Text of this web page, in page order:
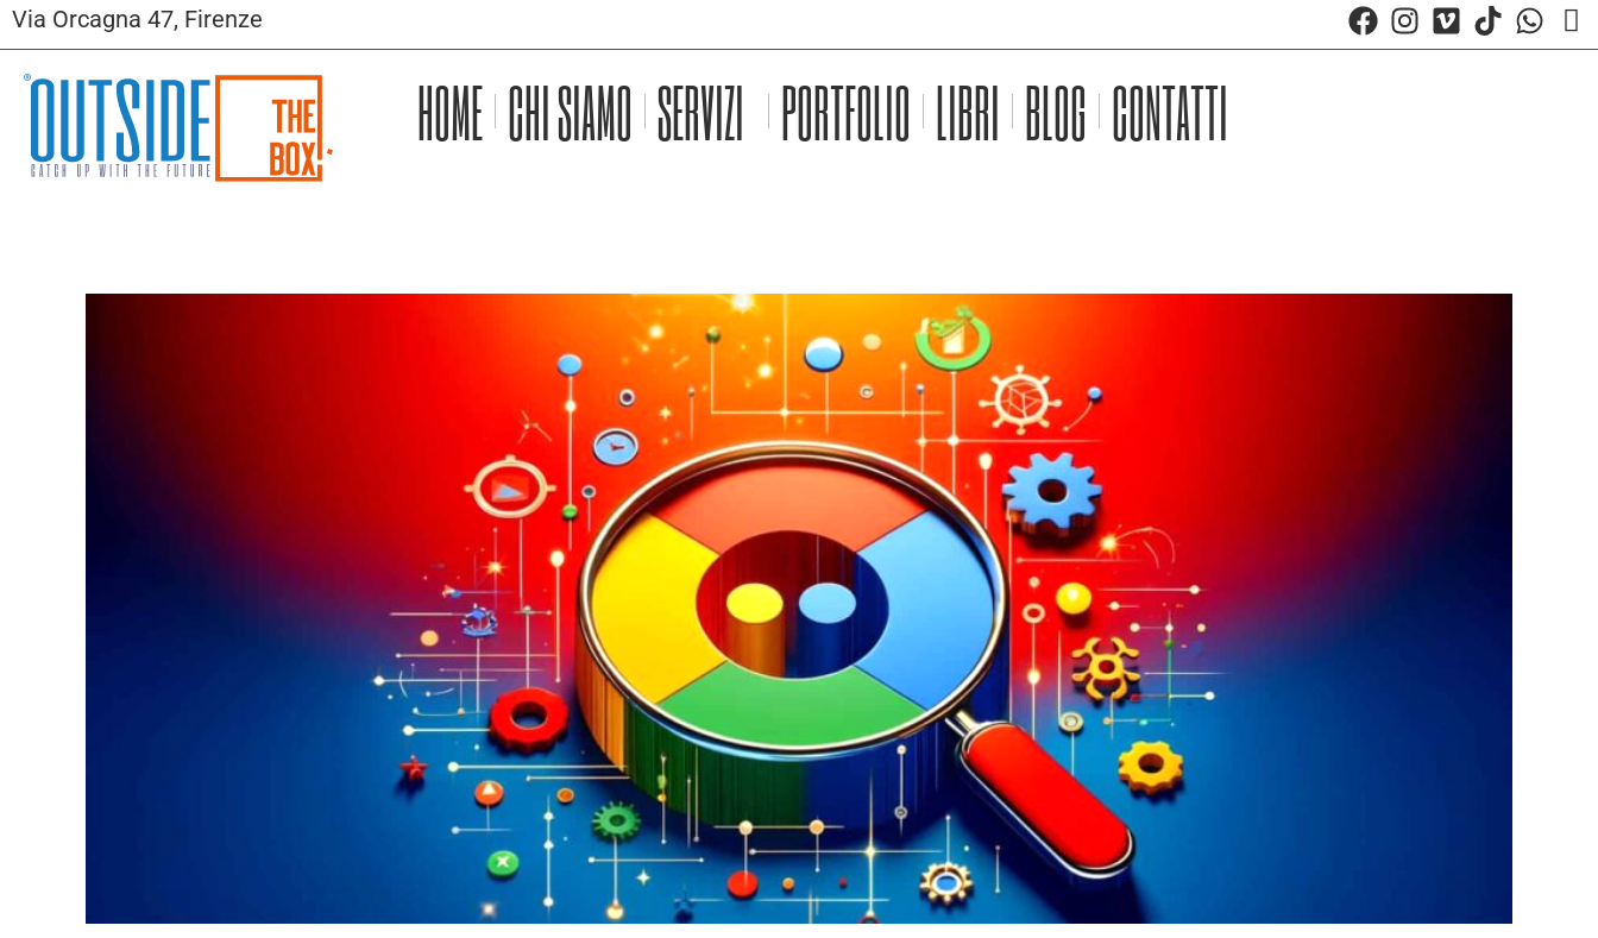
Via Orcagna 47, Firenze
HOME CHI SIAMO SERVIZI PORTFOLIO LIBRI BLOG CONTATTI